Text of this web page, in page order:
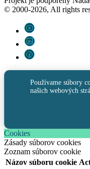
© 2000-2026, All rights
Používame súbory
našich webových
Cookies
Zásady súborov cookies
Zoznam súborov cookie
Názov súboru cookie